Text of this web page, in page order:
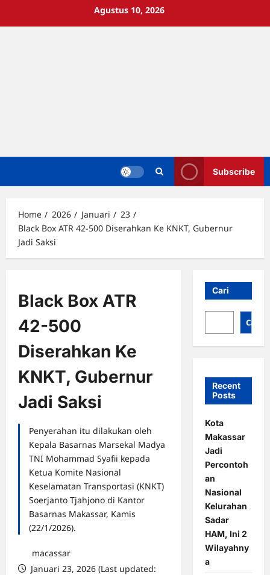
Agustus 10, 2026
Subscribe
Home 2026 Januari
23
Black Box ATR 42-500 Diserahkan Ke KNKT, Gubernur
Jadi Saksi
Black Box ATR
42-500
Diserahkan Ke
KNKT, Gubernur
Jadi Saksi
Penyerahan itu dilakukan oleh
Kepala Basarnas Marsekal Madya
TNI Mohammad Syafii kepada
Ketua Komite Nasional
Keselamatan Transportasi (KNKT)
Soerjanto Tjahjono di Kantor
Basarnas Makassar, Kamis
(22/1/2026).
macassar
Januari 23, 2026 (Last updated:
Cari
Cari
Recent
Posts
Kota
Makassar
Jadi
Percontoh
an
Nasional
Kelurahan
Sadar
HAM, Ini 2
Wilayahny
a